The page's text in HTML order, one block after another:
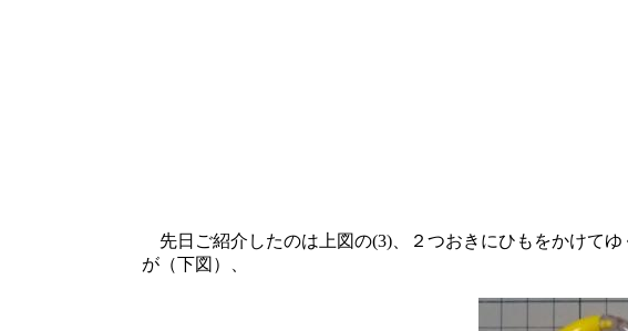
先日ご紹介したのは上図の(3)、２つおきにひもをかけて
が（下図）、